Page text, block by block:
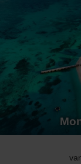
maken naar